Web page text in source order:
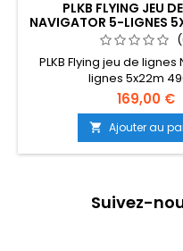
PLKB FLYING JEU
NAVIGATOR 5-LIGNES
PLKB Flying jeu de
lignes 5x22m
169,00 €
 Ajouter au
Suivez-